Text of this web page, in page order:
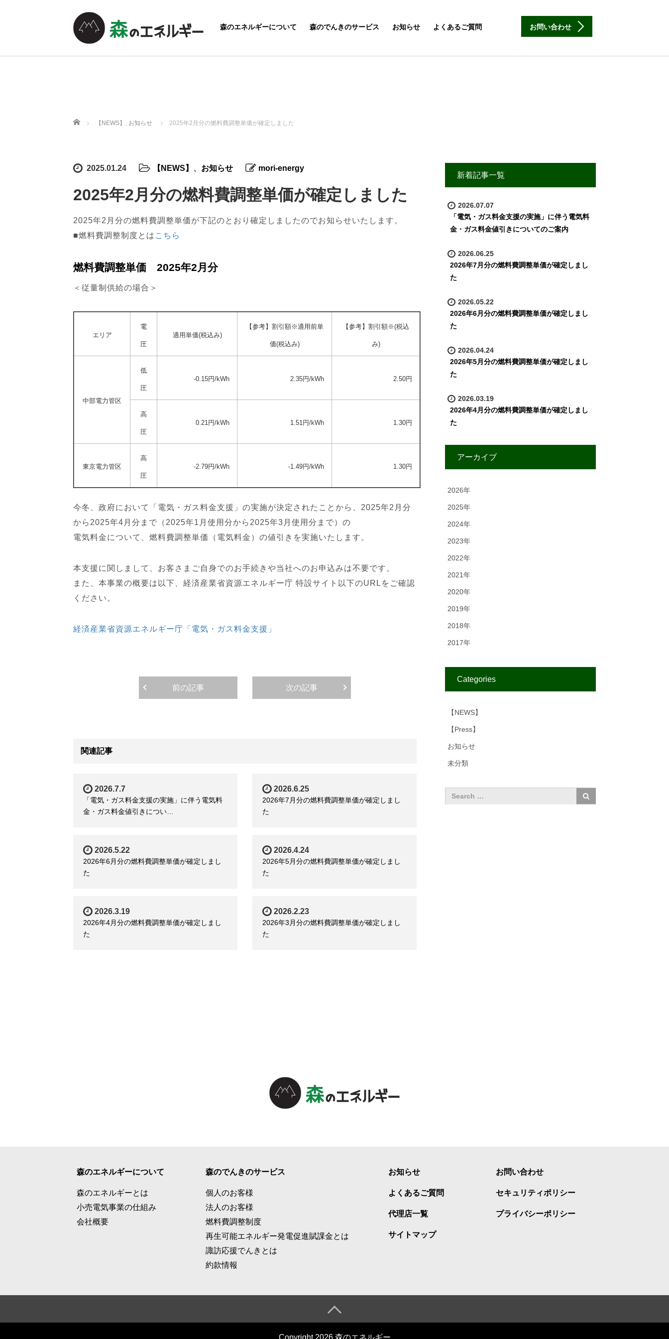
森のエネルギーについて 森のでんきのサービス お知らせ よくあるご質問 お問い合わせ
ホーム 【NEWS】 , お知らせ 2025年2月分の燃料費調整単価が確定しました
2025.01.24 【NEWS】 、 お知らせ mori-energy
2025年2月分の燃料費調整単価が確定しました
2025年2月分の燃料費調整単価が下記のとおり確定しましたのでお知らせいたします。
■燃料費調整制度とは こちら
燃料費調整単価 2025年2月分
＜従量制供給の場合＞
エリア
電
圧
適用単価(税込み)
【参考】割引額※適用前単
価(税込み)
【参考】割引額※(税込
み)
中部電力管区
低
圧
-0.15円/kWh 2.35円/kWh 2.50円
高
圧
0.21円/kWh 1.51円/kWh 1.30円
東京電力管区
高
圧
-2.79円/kWh -1.49円/kWh 1.30円
今冬、政府において「電気・ガス料金支援」の実施が決定されたことから、2025年2月分
から2025年4月分まで（2025年1月使用分から2025年3月使用分まで）の
電気料金について、燃料費調整単価（電気料金）の値引きを実施いたします。
本支援に関しまして、お客さまご自身でのお手続きや当社へのお申込みは不要です。
また、本事業の概要は以下、経済産業省資源エネルギー庁 特設サイト以下のURLをご確認
ください。
経済産業省資源エネルギー庁「電気・ガス料金支援」
前の記事 次の記事
関連記事
2026.7.7
「電気・ガス料金支援の実施」に伴う電気料
金・ガス料金値引きについ…
2026.6.25
2026年7月分の燃料費調整単価が確定しまし
た
2026.5.22
2026年6月分の燃料費調整単価が確定しまし
た
2026.4.24
2026年5月分の燃料費調整単価が確定しまし
た
2026.3.19
2026年4月分の燃料費調整単価が確定しまし
た
2026.2.23
2026年3月分の燃料費調整単価が確定しまし
た
新着記事一覧
2026.07.07
「電気・ガス料金支援の実施」に伴う電気料
金・ガス料金値引きについてのご案内
2026.06.25
2026年7月分の燃料費調整単価が確定しまし
た
2026.05.22
2026年6月分の燃料費調整単価が確定しまし
た
2026.04.24
2026年5月分の燃料費調整単価が確定しまし
た
2026.03.19
2026年4月分の燃料費調整単価が確定しまし
た
アーカイブ
2026年
2025年
2024年
2023年
2022年
2021年
2020年
2019年
2018年
2017年
Categories
【NEWS】
【Press】
お知らせ
未分類
森のエネルギーについて
森のエネルギーとは
小売電気事業の仕組み
会社概要
森のでんきのサービス
個人のお客様
法人のお客様
燃料費調整制度
再生可能エネルギー発電促進賦課金とは
諏訪応援でんきとは
約款情報
お知らせ
よくあるご質問
代理店一覧
サイトマップ
お問い合わせ
セキュリティポリシー
プライバシーポリシー
Copyright 2026 森のエネルギー